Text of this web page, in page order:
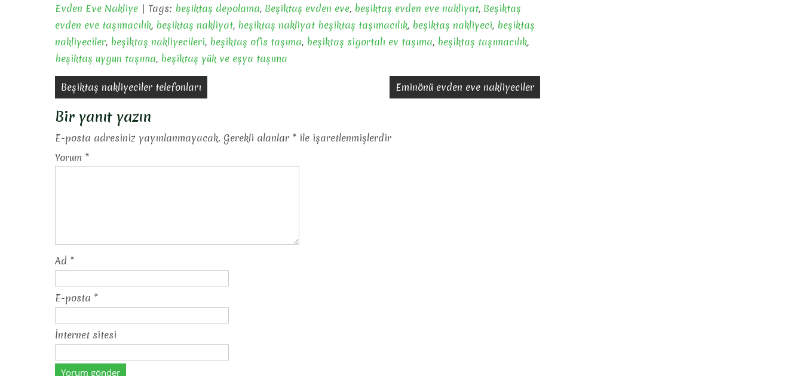
Evden Eve Nakliye | Tags: beşiktaş depolama, Beşiktaş evden eve, beşiktaş evden eve nakliyat, Beşiktaş
evden eve taşımacılık, beşiktaş nakliyat, beşiktaş nakliyat beşiktaş taşımacılık, beşiktaş nakliyeci, beşiktaş
nakliyeciler, beşiktaş nakliyecileri, beşiktaş ofis taşıma, beşiktaş sigortalı ev taşıma, beşiktaş taşımacılık,
beşiktaş uygun taşıma, beşiktaş yük ve eşya taşıma
Yazı
gezinmesi
Beşiktaş nakliyeciler telefonları Eminönü evden eve nakliyeciler
Bir yanıt yazın
E-posta adresiniz yayınlanmayacak. Gerekli alanlar * ile işaretlenmişlerdir
Yorum *
Ad *
E-posta *
İnternet sitesi